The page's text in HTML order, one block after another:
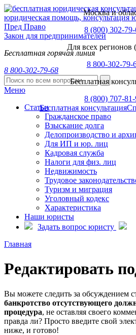
Пред Право
Закон для предпринимателей
Бесплатная горячая линия
8 800-302-79-68
Меню
Статьи
Гражданское право
Взыскание долга
Делопроизводство и
Для ИП и юр. лиц
Кадровая служба
Налоги для физ. лиц
Недвижимость
Трудовое
Туризм и миграция
Уголовный кодекс
Характеристика
Наши юристы
Задать вопрос юристу
Главная
Редактировать
Вы можете следить за обсуждением
банкротство отсутствующего
процедура, не оставляя своего
правда ли? Просто введите свой
ниже, и готово!
Москва и
8 (800) 302-
Для всех регионов
8 800-302-79-
Бесплатная
8 (800) 707-
Бесплатная консультация